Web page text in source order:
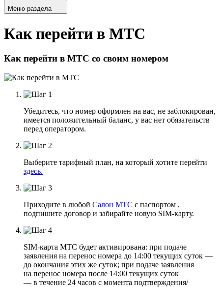
Меню раздела
Как перейти в МТС
Как перейти в МТС со своим номером
Убедитесь, что номер оформлен на вас, не заблокирован,
имеется положительный баланс, у вас нет обязательств
перед оператором.
Выберите тарифный план, на который хотите перейти
здесь.
Приходите в любой Салон МТС с паспортом ,
подпишите договор и забирайте новую SIM-карту.
SIM-карта МТС будет активирована: при подаче
заявления на перенос номера до 14:00 текущих суток —
до окончания этих же суток; при подаче заявления
на перенос номера после 14:00 текущих суток
— в течение 24 часов с момента подтверждения/